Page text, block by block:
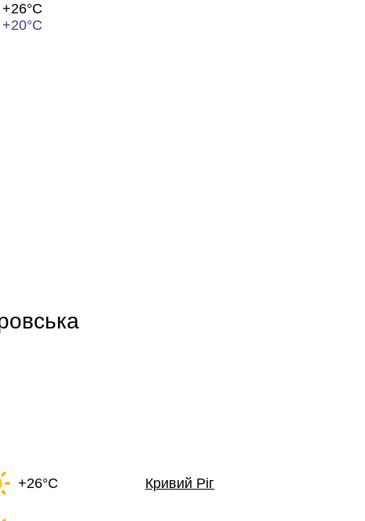
+26°C
+20°C
+26°C Кривий Ріг